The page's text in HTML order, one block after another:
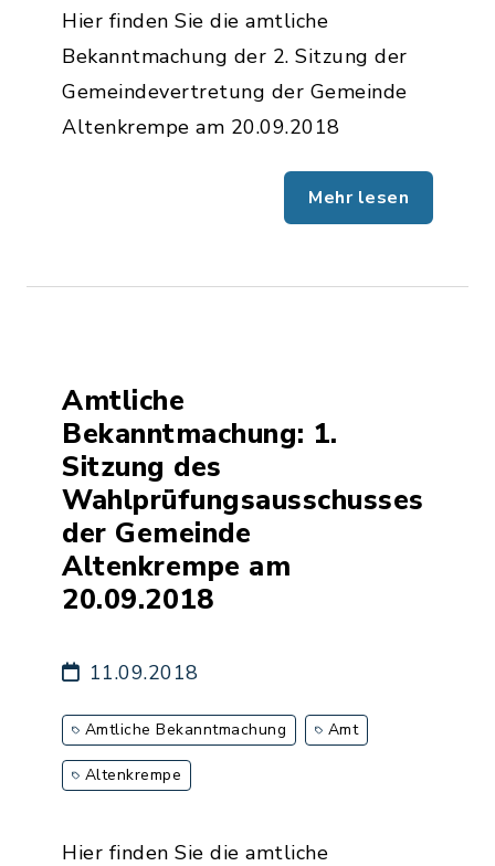
Hier finden Sie die amtliche
Bekanntmachung der 2. Sitzung der
Gemeindevertretung der Gemeinde
Altenkrempe am 20.09.2018
Mehr lesen
Amtliche
Bekanntmachung: 1.
Sitzung des
Wahlprüfungsausschusses
der Gemeinde
Altenkrempe am
20.09.2018
11.09.2018
Amtliche Bekanntmachung Amt
Altenkrempe
Hier finden Sie die amtliche